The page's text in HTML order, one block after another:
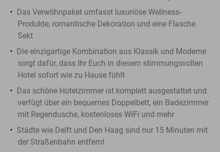
Das Verwöhnpaket umfasst luxuriöse Wellness-
Produkte, romantische Dekoration und eine Flasche
Sekt
Die einzigartige Kombination aus Klassik und Moderne
sorgt dafür, dass Ihr Euch in diesem stimmungsvollen
Hotel sofort wie zu Hause fühlt
Das schöne Hotelzimmer ist komplett ausgestattet und
verfügt über ein bequemes Doppelbett, ein Badezimmer
mit Regendusche, kostenloses WiFi und mehr
Städte wie Delft und Den Haag sind nur 15 Minuten mit
der Straßenbahn entfernt